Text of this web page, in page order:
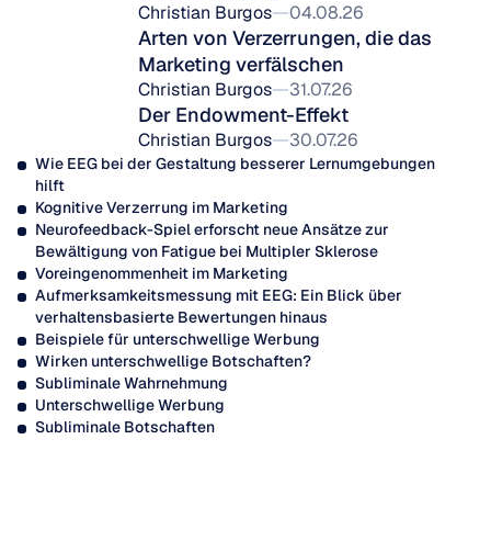
Christian Burgos 04.08.26
Arten von Verzerrungen, die das
Marketing verfälschen
Christian Burgos 31.07.26
Der Endowment-Effekt
Christian Burgos 30.07.26
Wie EEG bei der Gestaltung besserer Lernumgebungen
hilft
Kognitive Verzerrung im Marketing
Neurofeedback-Spiel erforscht neue Ansätze zur
Bewältigung von Fatigue bei Multipler Sklerose
Voreingenommenheit im Marketing
Aufmerksamkeitsmessung mit EEG: Ein Blick über
verhaltensbasierte Bewertungen hinaus
Beispiele für unterschwellige Werbung
Wirken unterschwellige Botschaften?
Subliminale Wahrnehmung
Unterschwellige Werbung
Subliminale Botschaften